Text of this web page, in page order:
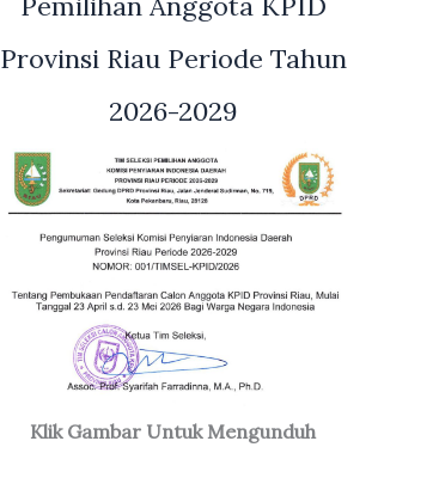
Provinsi Riau Periode Tahun
2026-2029
Klik Gambar Untuk Mengunduh